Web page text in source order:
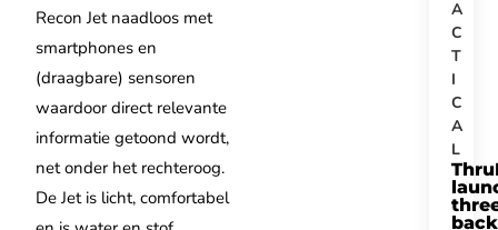
Recon Jet naadloos met
smartphones en
(draagbare) sensoren
waardoor direct relevante
informatie getoond wordt,
net onder het rechteroog.
De Jet is licht, comfortabel
A
C
T
I
C
A
L